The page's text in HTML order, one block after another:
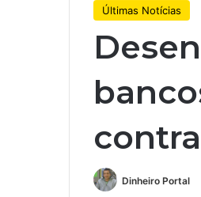
Últimas Notícias
Dinheiro Portal